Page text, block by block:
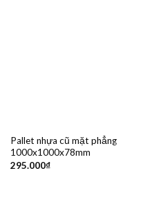
Pallet nhựa cũ mặt phẳng
1000x1000x78mm
295.000₫